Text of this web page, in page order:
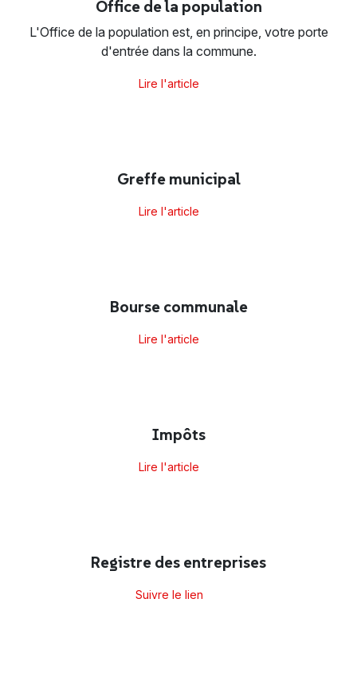
Office de la population
L'Office de la population est, en principe, votre porte
d'entrée dans la commune.
Lire l'article
Greffe municipal
Lire l'article
Bourse communale
Lire l'article
Impôts
Lire l'article
Registre des entreprises
Suivre le lien